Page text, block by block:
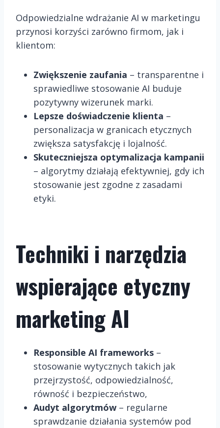
Odpowiedzialne wdrażanie AI w marketingu
przynosi korzyści zarówno firmom, jak i
klientom:
Zwiększenie zaufania – transparentne i
sprawiedliwe stosowanie AI buduje
pozytywny wizerunek marki.
Lepsze doświadczenie klienta –
personalizacja w granicach etycznych
zwiększa satysfakcję i lojalność.
Skuteczniejsza optymalizacja kampanii
– algorytmy działają efektywniej, gdy ich
stosowanie jest zgodne z zasadami
etyki.
Techniki i narzędzia
wspierające etyczny
marketing AI
Responsible AI frameworks –
stosowanie wytycznych takich jak
przejrzystość, odpowiedzialność,
równość i bezpieczeństwo,
Audyt algorytmów – regularne
sprawdzanie działania systemów pod